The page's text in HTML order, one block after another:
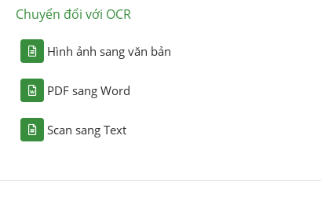
Chuyển đổi với OCR
Hình ảnh sang văn bản
PDF sang Word
Scan sang Text